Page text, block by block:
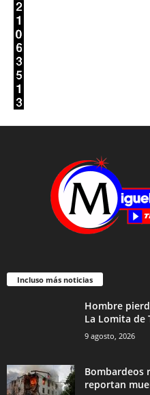
Incluso más noticias
Hombre
La Lomita de
9 agosto, 2026
Bombardeos
reportan